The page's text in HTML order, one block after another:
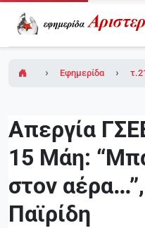
Εφημερίδα
Aπεργία
15 Mάη:
στον
Παϊρίδη